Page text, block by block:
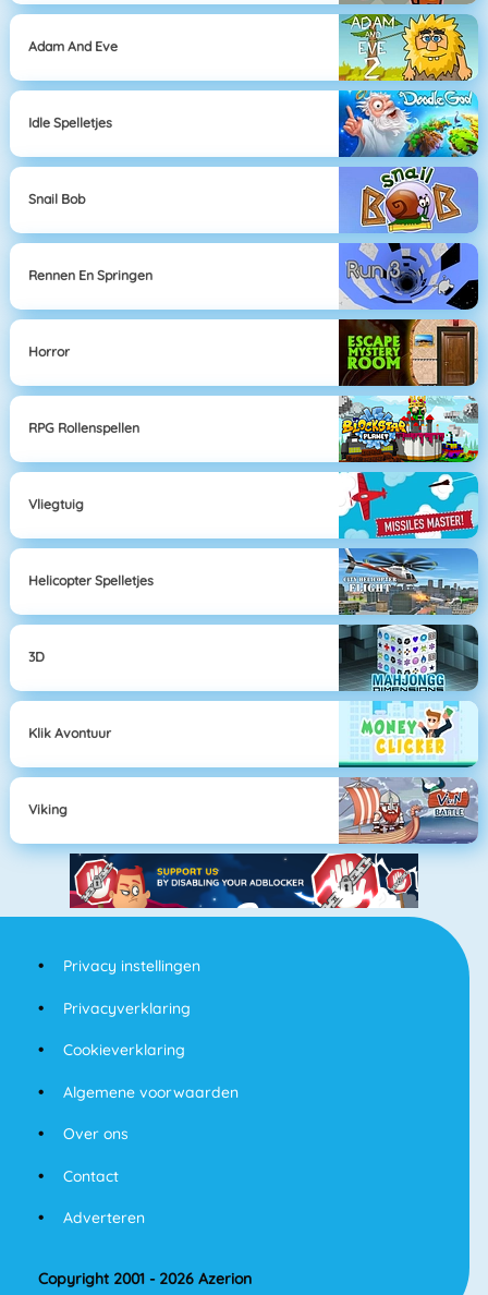
Adam And Eve
Idle Spelletjes
Snail Bob
Rennen En Springen
Horror
RPG Rollenspellen
Vliegtuig
Helicopter Spelletjes
3D
Klik Avontuur
Viking
Privacy instellingen
Privacyverklaring
Cookieverklaring
Algemene voorwaarden
Over ons
Contact
Adverteren
Copyright 2001 - 2026 Azerion